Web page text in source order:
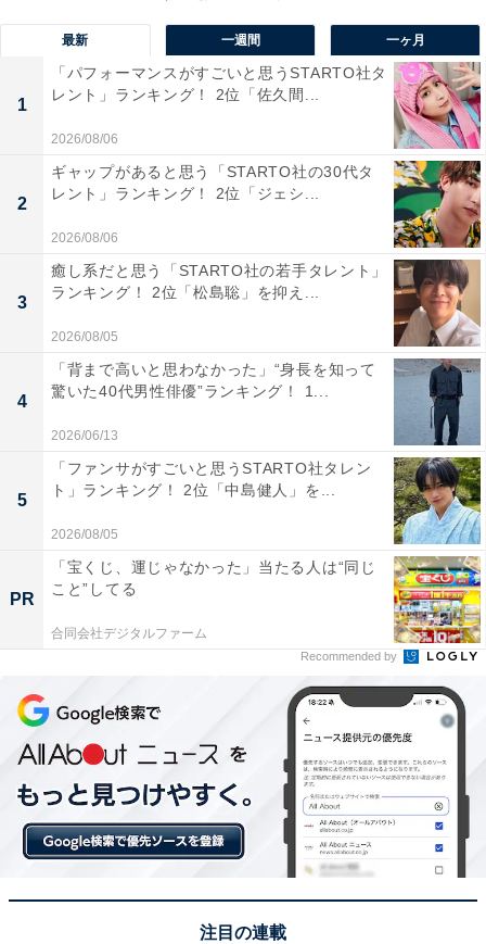
渇水
1位：ウエンツ瑛士
最新 一週間 一ヶ月
1
「パフォーマンスがすごいと思うSTARTO社タ
レント」ランキング！ 2位「佐久間...
2026/08/06
2
ギャップがあると思う「STARTO社の30代タ
レント」ランキング！ 2位「ジェシ...
2026/08/06
3
癒し系だと思う「STARTO社の若手タレント」
ランキング！ 2位「松島聡」を抑え...
2026/08/05
4
「背まで高いと思わなかった」“身長を知って
驚いた40代男性俳優”ランキング！ 1...
2026/06/13
5
「ファンサがすごいと思うSTARTO社タレン
ト」ランキング！ 2位「中島健人」を...
2026/08/05
PR
「宝くじ、運じゃなかった」当たる人は“同じ
こと”してる
合同会社デジタルファーム
Recommended by
注目の連載